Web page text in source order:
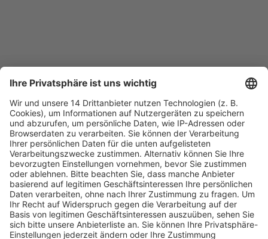
Fachmedien Recht und Wirtschaft
Ein Fachbereich der
dfv Mediengruppe
Mainzer Landstr. 251
60326 Frankfurt am Main